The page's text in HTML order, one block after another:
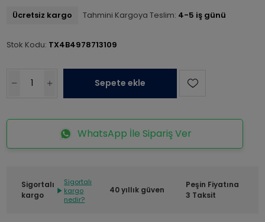
Ücretsiz kargo Tahmini Kargoya Teslim: 4-5 iş günü
Stok Kodu: TX4B4978713109
Sepete ekle
WhatsApp İle Sipariş Ver
Sigortalı
kargo
Sigortalı
kargo
nedir?
40 yıllık güven
Peşin Fiyatına
3 Taksit